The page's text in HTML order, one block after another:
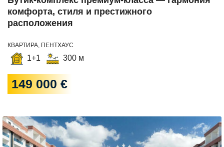
комфорта, стиля и престижного
расположения
КВАРТИРА, ПЕНТХАУС
1+1 300 м
149 000 €